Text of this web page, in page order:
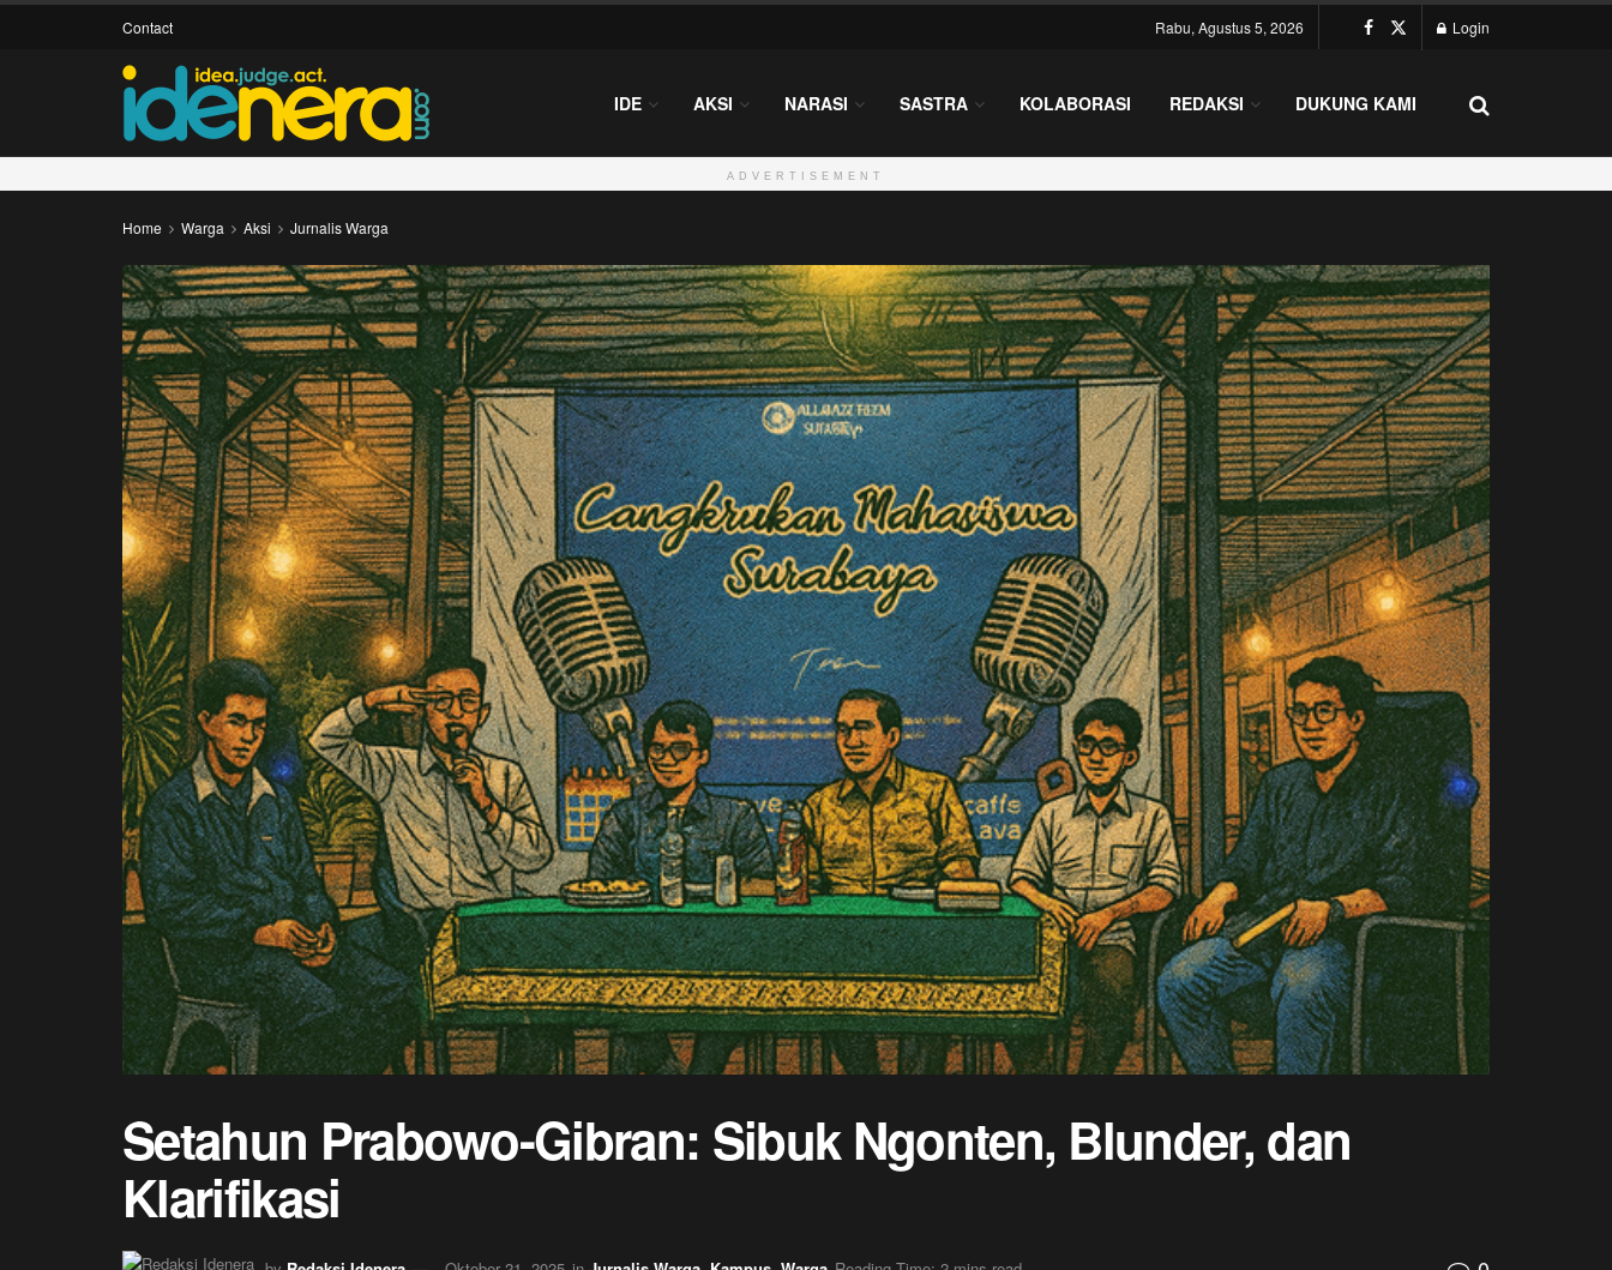
Contact Rabu, Agustus 5, 2026 Login
IDE AKSI NARASI SASTRA KOLABORASI REDAKSI DUKUNG KAMI
ADVERTISEMENT
Home Warga Aksi Jurnalis Warga
Setahun Prabowo-Gibran: Sibuk Ngonten, Blunder, dan
Klarifikasi